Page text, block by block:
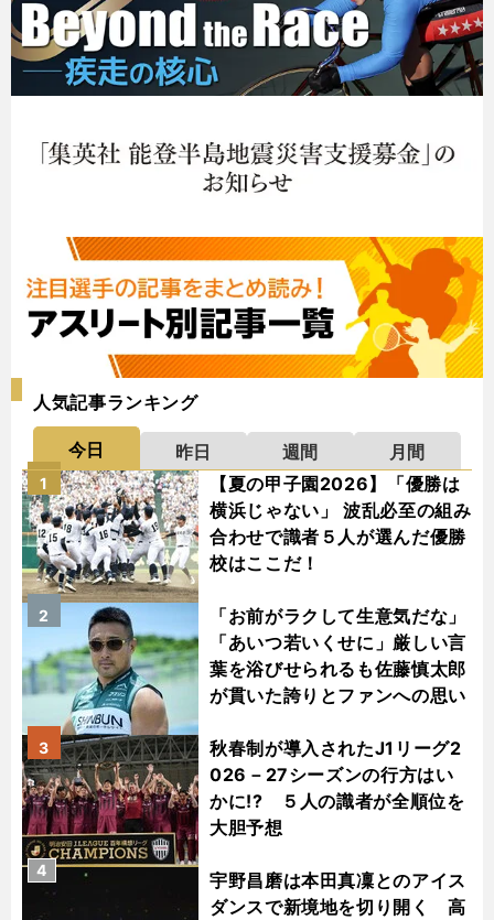
人気記事ランキング
今日 昨日 週間
月間
【夏の甲子園2026】「優勝は
横浜じゃない」 波乱必至の組み
合わせで識者５人が選んだ優勝
校はここだ！
1
「お前がラクして生意気だな」
「あいつ若いくせに」厳しい言
葉を浴びせられるも佐藤慎太郎
が貫いた誇りとファンへの思い
2
秋春制が導入されたJ1リーグ2
026－27シーズンの行方はい
かに!? ５人の識者が全順位を
大胆予想
3
宇野昌磨は本田真凜とのアイス
ダンスで新境地を切り開く 高
4